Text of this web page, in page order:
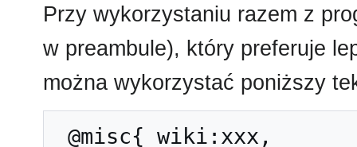
Przy wykorzystaniu razem z
w preambule), który preferuje
można wykorzystać poniższy